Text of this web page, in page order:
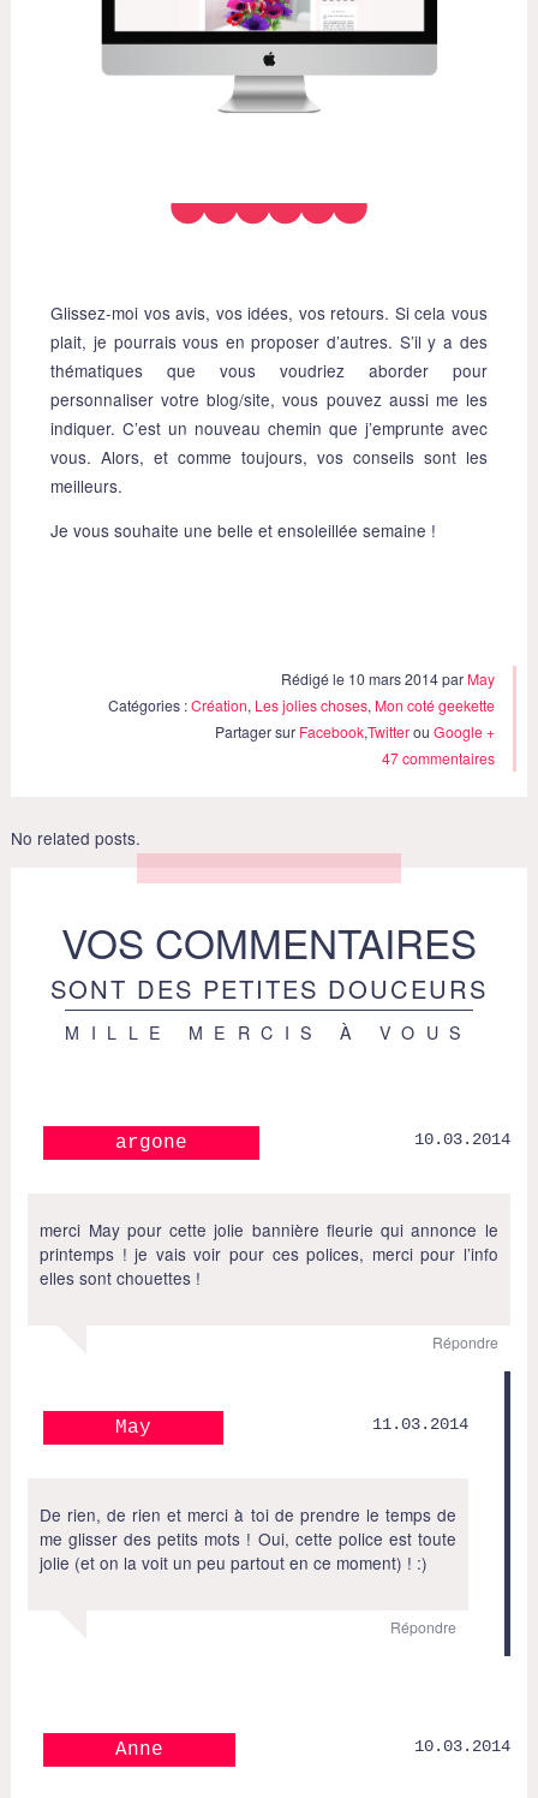
Glissez-moi vos avis, vos idées, vos retours. Si cela vous
plait, je pourrais vous en proposer d’autres. S’il y a des
thématiques que vous voudriez aborder pour
personnaliser votre blog/site, vous pouvez aussi me les
indiquer. C’est un nouveau chemin que j’emprunte avec
vous. Alors, et comme toujours, vos conseils sont les
meilleurs.
Je vous souhaite une belle et ensoleillée semaine !
Rédigé le 10 mars 2014 par May
Catégories :Création, Les jolies choses, Mon coté geekette
Partager sur Facebook,TwitterouGoogle +
47 commentaires
No related posts.
VOS COMMENTAIRES
SONT DES PETITES DOUCEURS
MILLE MERCIS À VOUS
argone 10.03.2014
merci May pour cette jolie bannière fleurie qui annonce le
printemps ! je vais voir pour ces polices, merci pour l’info
elles sont chouettes !
Répondre
May 11.03.2014
De rien, de rien et merci à toi de prendre le temps de
me glisser des petits mots ! Oui, cette police est toute
jolie (et on la voit un peu partout en ce moment) ! :)
Répondre
Anne 10.03.2014